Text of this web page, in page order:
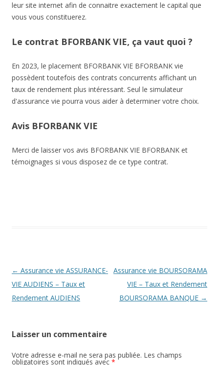
leur site internet afin de connaitre exactement le capital que
vous vous constituerez.
Le contrat BFORBANK VIE, ça vaut quoi ?
En 2023, le placement BFORBANK VIE BFORBANK vie
possèdent toutefois des contrats concurrents affichant un
taux de rendement plus intéressant. Seul le simulateur
d'assurance vie pourra vous aider à determiner votre choix.
Avis BFORBANK VIE
Merci de laisser vos avis BFORBANK VIE BFORBANK et
témoignages si vous disposez de ce type contrat.
Navigation
des
articles
← Assurance vie ASSURANCE-
VIE AUDIENS – Taux et
Rendement AUDIENS
Assurance vie BOURSORAMA
VIE – Taux et Rendement
BOURSORAMA BANQUE →
Laisser un commentaire
Votre adresse e-mail ne sera pas publiée. Les champs
obligatoires sont indiqués avec *